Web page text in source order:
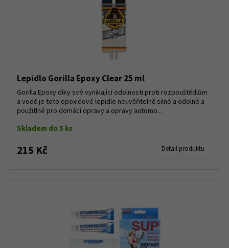
Lepidlo Gorilla Epoxy Clear 25 ml
Gorilla Epoxy díky své vynikající odolnosti proti rozpouštědlům
a vodě je toto epoxidové lepidlo neuvěřitelně silné a odolné a
použitlné pro domácí opravy a opravy automo...
Skladem do 5 ks
215 Kč Detail produktu